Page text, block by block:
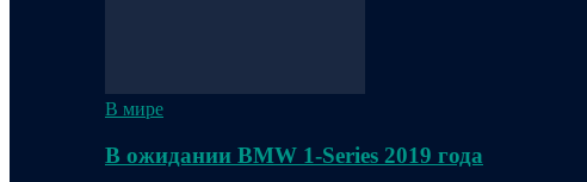
В мире
В ожидании BMW 1-Series 2019 года